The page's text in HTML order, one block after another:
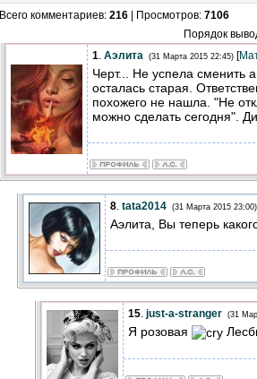
Всего комментариев: 216 Просмотров: 7106
Порядок
1. Аэлита (31 Марта 2015 22:45) [
Черт... Не успела сменить
осталась старая.
похожего не нашла. "Не
можно сделать сегодня".
8. tata2014 (31 Марта 2015 23:00)
Аэлита, Вы теперь
15. just-a-stranger (31
Я розовая